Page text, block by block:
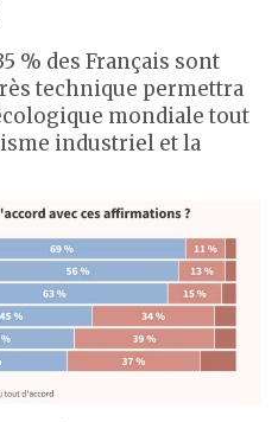
% des Français sont
technique permettra
mondiale tout
industriel et la